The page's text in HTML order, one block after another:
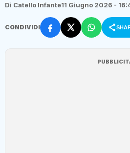
Di Catello Infante11 Giugno 2026 -
CONDIVIDI